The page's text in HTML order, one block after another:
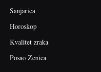
Sanjarica
Horoskop
Kvalitet zraka
Posao Zenica